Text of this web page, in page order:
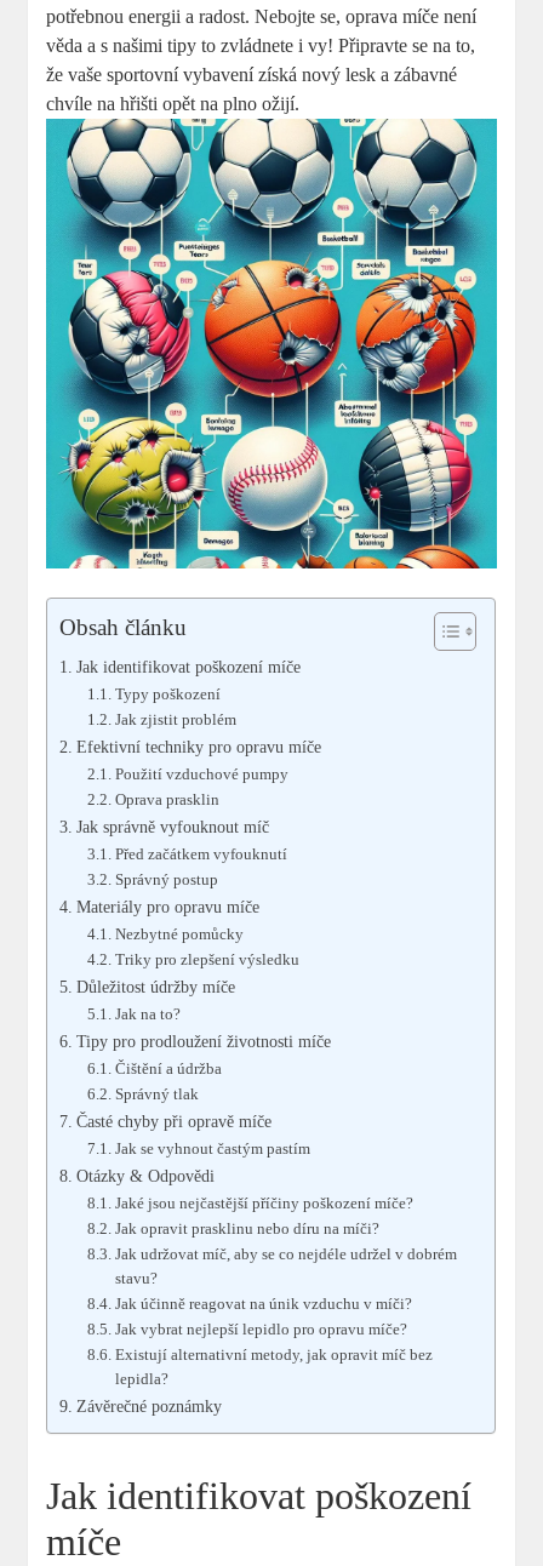
potřebnou energii a radost. Nebojte se, oprava míče není
věda a s našimi tipy to zvládnete i vy! Připravte se na to,
že vaše sportovní vybavení získá nový lesk a zábavné
chvíle na hřišti opět na plno ožijí.
Obsah článku
Jak identifikovat poškození míče
Typy poškození
Jak zjistit problém
Efektivní techniky pro opravu míče
Použití vzduchové pumpy
Oprava prasklin
Jak správně vyfouknout míč
Před začátkem vyfouknutí
Správný postup
Materiály pro opravu míče
Nezbytné pomůcky
Triky pro zlepšení výsledku
Důležitost údržby míče
Jak na to?
Tipy pro prodloužení životnosti míče
Čištění a údržba
Správný tlak
Časté chyby při opravě míče
Jak se vyhnout častým pastím
Otázky & Odpovědi
Jaké jsou nejčastější příčiny poškození míče?
Jak opravit prasklinu nebo díru na míči?
Jak udržovat míč, aby se co nejdéle udržel v dobrém
stavu?
Jak účinně reagovat na únik vzduchu v míči?
Jak vybrat nejlepší lepidlo pro opravu míče?
Existují alternativní metody, jak opravit míč bez
lepidla?
Závěrečné poznámky
Jak identifikovat poškození
míče